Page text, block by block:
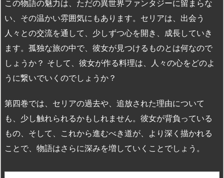
この物語の魅力は、ただの異世界ファンタジーに留まらな
い、その温かい雰囲気にもあります。セリアは、出会う
人々との交流を通して、少しずつ心を開き、成長していき
ます。孤独な旅の中で、彼女が見つけるものとは何なので
しょうか？ そして、彼女が作る料理は、人々の心をどのよ
うに繋いでいくのでしょうか？
第四巻では、セリアの過去や、追放された理由について
も、少し触れられるかもしれません。彼女が背負っている
もの、そして、これから進むべき道が、より深く描かれる
ことで、物語はさらに深みを増していくことでしょう。